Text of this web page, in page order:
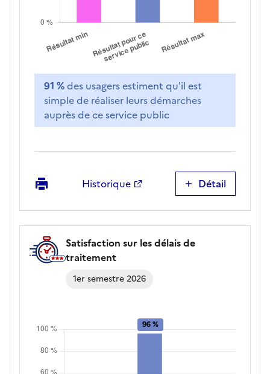
91 %des usagers estiment qu'il est
simple de réaliser leurs démarches
auprès de ce service public
ImprimerHistorique Détail
Simplicité
Satisfaction sur les délais de
traitement
1er semestre 2026